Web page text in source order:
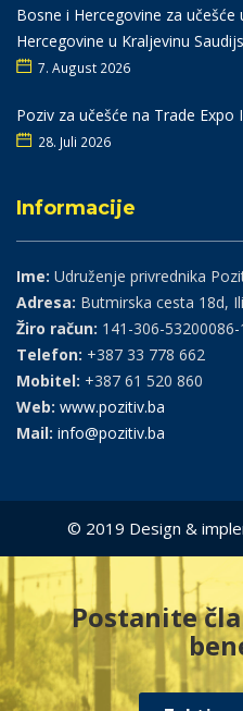
Bosne i Hercegovine za
Hercegovine u Kraljevinu
7. August 2026
Poziv za učešće na Trade Expo
28. Juli 2026
Informacije
Ime: Udruženje privrednika
Adresa: Butmirska cesta 18d,
Žiro račun: 141-306-
Telefon: +387 33 778 662
Mobitel: +387 61 520 860
Web: www.pozitiv.ba
Mail: info@pozitiv.ba
© 2019 Design &
Postanite